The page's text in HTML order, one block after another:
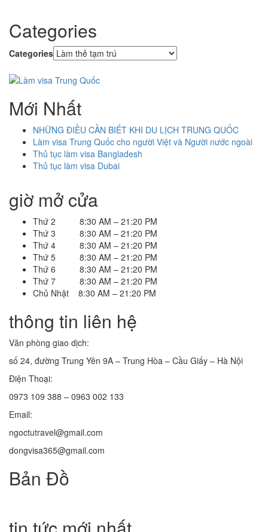
Categories
Categories
Mới Nhất
NHỮNG ĐIỀU CẦN BIẾT KHI DU LỊCH TRUNG QUỐC
Làm visa Trung Quốc cho người Việt và Người nước ngoài
Thủ tục làm visa Bangladesh
Thủ tục làm visa Dubai
giờ mở cửa
Thứ 2 8:30 AM – 21:20 PM
Thứ 3 8:30 AM – 21:20 PM
Thứ 4 8:30 AM – 21:20 PM
Thứ 5 8:30 AM – 21:20 PM
Thứ 6 8:30 AM – 21:20 PM
Thứ 7 8:30 AM – 21:20 PM
Chủ Nhật 8:30 AM – 21:20 PM
thông tin liên hệ
Văn phòng giao dịch:
số 24, đường Trung Yên 9A – Trung Hòa – Cầu Giấy – Hà Nội
Điện Thoại:
0973 109 388 – 0963 002 133
Email:
ngoctutravel@gmail.com
dongvisa365@gmail.com
Bản Đồ